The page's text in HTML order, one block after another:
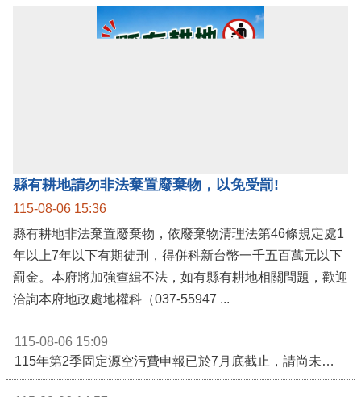
縣有耕地請勿非法棄置廢棄物，以免受罰!
115-08-06 15:36
縣有耕地非法棄置廢棄物，依廢棄物清理法第46條規定處1
年以上7年以下有期徒刑，得併科新台幣一千五百萬元以下
罰金。本府將加強查緝不法，如有縣有耕地相關問題，歡迎
洽詢本府地政處地權科（037-55947 ...
115-08-06 15:09
115年第2季固定源空污費申報已於7月底截止，請尚未申報公私場所儘速完成申繳，以免面臨滯納金及罰鍰!